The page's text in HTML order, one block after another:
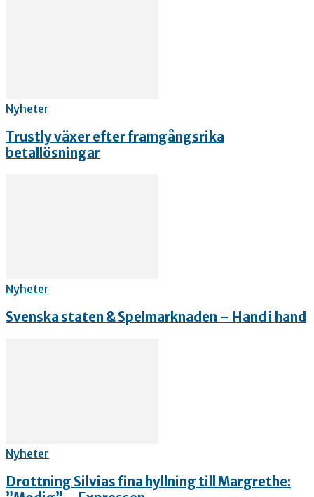
Nyheter
Trustly växer efter framgångsrika
betallösningar
Nyheter
Svenska staten & Spelmarknaden – Hand i hand
Nyheter
Drottning Silvias fina hyllning till Margrethe: